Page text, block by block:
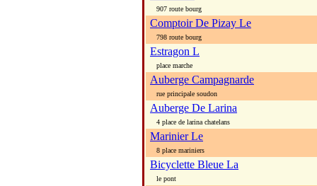
907 route bourg
Comptoir De Pizay Le
798 route bourg
Estragon L
place marche
Auberge Campagnarde
rue principale soudon
Auberge De Larina
4 place de larina chatelans
Marinier Le
8 place mariniers
Bicyclette Bleue La
le pont